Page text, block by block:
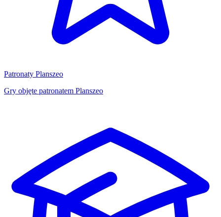
Patronaty Planszeo
Gry objęte patronatem Planszeo